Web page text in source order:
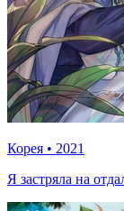
Корея • 2021
Я застряла на